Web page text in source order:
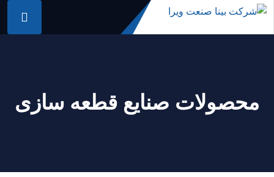
محصولات صنایع قطعه سازی